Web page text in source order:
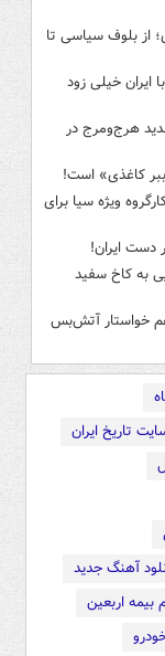
از بلوف سیاسی تا
خیلی زود
هرج‌ومرج در
کاغذی» است!
ویژه سیا برای
دست ایران!
به کاخ سفید
خواستار آتش‌بس
تاریخ ایران
آهنگ جدید
بیمه اربعین